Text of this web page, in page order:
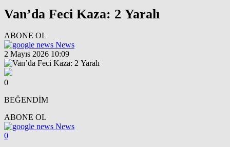
Van’da Feci Kaza: 2 Yaralı
ABONE OL
News
2 Mayıs 2026 10:09
0
BEĞENDİM
ABONE OL
News
0